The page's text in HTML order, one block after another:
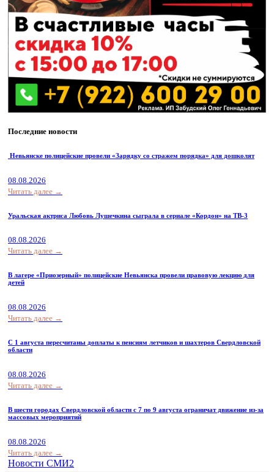
Последние новости
Невьянске полицейские провели «Зарядку со стражем порядка» для дошколят
08.08.2026
Читать далее →
Уральская актриса Любовь Лушечкина сыграла в сериале «Кордон» на ТВ-3
08.08.2026
Читать далее →
В лагере «Приозерный» полицейские Невьянска провели правовую лекцию для
детей
08.08.2026
Читать далее →
С 1 августа пересчитаны доплаты к пенсиям летчиков и шахтеров Свердловской
области
08.08.2026
Читать далее →
В шести городах Свердловской области с 7 по 9 августа ограничат движение из-за
массовых мероприятий
08.08.2026
Читать далее →
Новости СМИ2